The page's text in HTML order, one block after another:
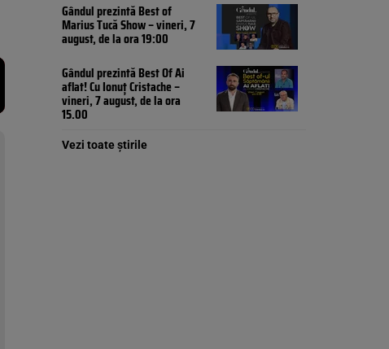
Gândul prezintă Best of
Marius Tucă Show – vineri, 7
august, de la ora 19:00
Gândul prezintă Best Of Ai
aflat! Cu Ionuț Cristache –
vineri, 7 august, de la ora
15.00
Vezi toate știrile